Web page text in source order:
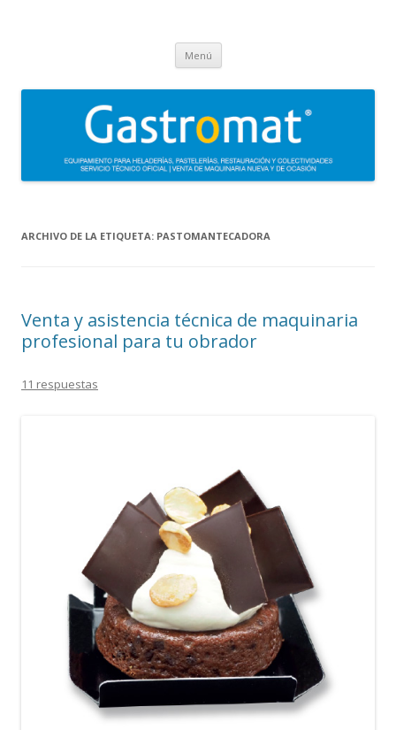
de maquinaria para heladerías, pastelerías, restauración y
Menú Saltar
contenido
ARCHIVO DE LA ETIQUETA: PASTOMANTECADORA
Venta y asistencia técnica de maquinaria
profesional para tu obrador
11 respuestas